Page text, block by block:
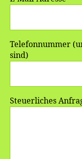
Telefonnummer
sind)
Steuerliches